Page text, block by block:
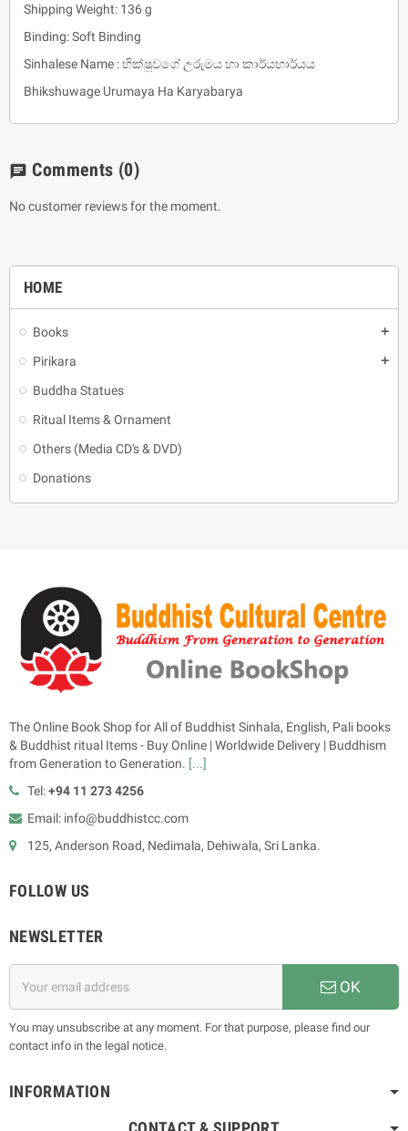
HOME
Books add
Pirikara add
Buddha Statues
Ritual Items & Ornament
Others (Media CD's & DVD)
Donations
Shipping Weight: 136 g
Binding: Soft Binding
Sinhalese Name : භික්ෂුවගේ උරුමය හා කාර්යභාර්යය
Bhikshuwage Urumaya Ha Karyabarya
chat Comments (0)
No customer reviews for the moment.
The Online Book Shop for All of Buddhist Sinhala, English, Pali books
& Buddhist ritual Items - Buy Online | Worldwide Delivery | Buddhism
from Generation to Generation. [...]
Tel:+94 11 273 4256
Email: info@buddhistcc.com
125, Anderson Road, Nedimala, Dehiwala, Sri Lanka.
FOLLOW US
NEWSLETTER
OK
You may unsubscribe at any moment. For that purpose, please find our
contact info in the legal notice.
INFORMATION